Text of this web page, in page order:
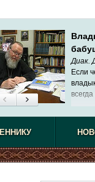
Диак.
Если